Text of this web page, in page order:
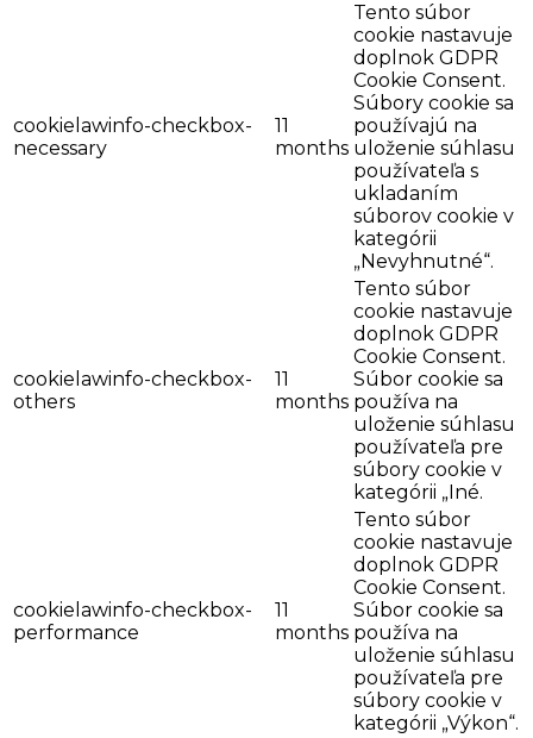
cookielawinfo-checkbox-
necessary
11
months
Tento súbor
cookie nastavuje
doplnok GDPR
Cookie Consent.
Súbory cookie sa
používajú na
uloženie súhlasu
používateľa s
ukladaním
súborov cookie v
kategórii
„Nevyhnutné“.
cookielawinfo-checkbox-
others
11
months
Tento súbor
cookie nastavuje
doplnok GDPR
Cookie Consent.
Súbor cookie sa
používa na
uloženie súhlasu
používateľa pre
súbory cookie v
kategórii „Iné.
cookielawinfo-checkbox-
performance
11
months
Tento súbor
cookie nastavuje
doplnok GDPR
Cookie Consent.
Súbor cookie sa
používa na
uloženie súhlasu
používateľa pre
súbory cookie v
kategórii „Výkon“.